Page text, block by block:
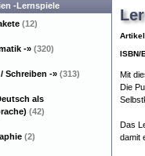
ISBN/
Mit
Die
Das
damit
-Lernspiele
(12)
-» (320)
Schreiben -» (313)
als
(42)
(2)